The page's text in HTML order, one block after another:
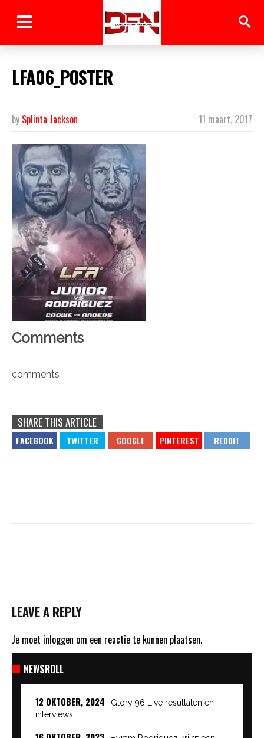
LFA06_POSTER
11 maart, 2017
by Splinta Jackson
Comments
comments
SHARE THIS ARTICLE
LEAVE A REPLY
Je moet inloggen om een reactie te kunnen plaatsen.
NEWSROLL
12 OKTOBER, 2024
Glory 96 Live resultaten en
interviews